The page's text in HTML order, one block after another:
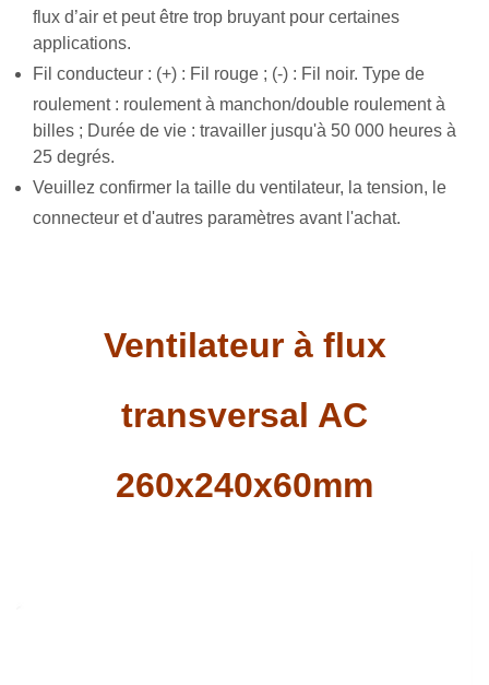
flux d’air et peut être trop bruyant pour certaines
applications.
Fil conducteur : (+) : Fil rouge ; (-) : Fil noir. Type de
roulement : roulement à manchon/double roulement à
billes ; Durée de vie : travailler jusqu'à 50 000 heures à
25 degrés.
Veuillez confirmer la taille du ventilateur, la tension, le
connecteur et d'autres paramètres avant l'achat.
Ventilateur à flux
transversal AC
260x240x60mm